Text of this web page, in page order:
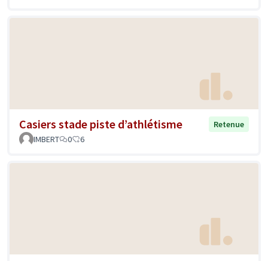
Casiers stade piste d’athlétisme
Retenue
IMBERT
0 6